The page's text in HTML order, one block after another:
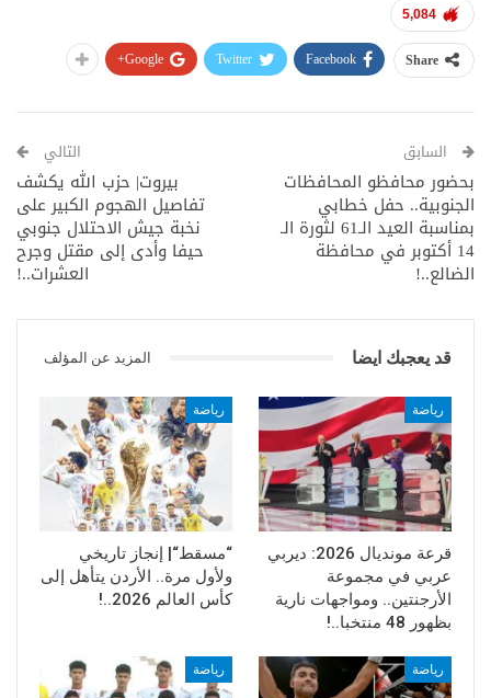
5,084
Share
Facebook
Twitter
Google+
السابق
بحضور محافظو المحافظات
الجنوبية.. حفل خطابي
بمناسبة العيد الـ61 لثورة الـ
14 أكتوبر في محافظة
الضالع..!
التالي
بيروت| حزب الله يكشف
تفاصيل الهجوم الكبير على
نخبة جيش الاحتلال جنوبي
حيفا وأدى إلى مقتل وجرح
العشرات..!
قد يعجبك ايضا المزيد عن المؤلف
رياضة
قرعة مونديال 2026: ديربي
عربي في مجموعة
الأرجنتين.. ومواجهات نارية
بظهور 48 منتخبا..!
رياضة
“مسقط“| إنجاز تاريخي
ولأول مرة.. الأردن يتأهل إلى
كأس العالم 2026..!
رياضة رياضة